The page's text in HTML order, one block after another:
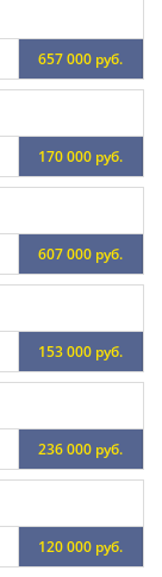
657 000 руб.
170 000 руб.
607 000 руб.
153 000 руб.
236 000 руб.
120 000 руб.